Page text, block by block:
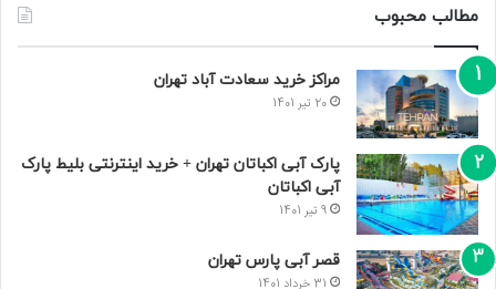
مطالب محبوب
مراکز خرید سعادت‌ آباد تهران
20 تیر 1401
پارک آبی اکباتان تهران + خرید اینترنتی بلیط پارک
آبی اکباتان
9 تیر 1401
قصر آبی پارس تهران
31 خرداد 1401